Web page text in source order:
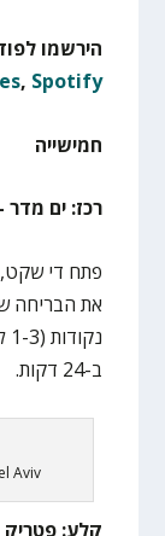
הירשמו
, Spotify
חמישייה
רכז: ים מדר
פתח די
ב-24 דקות.
Aviv
קלע: פטריק